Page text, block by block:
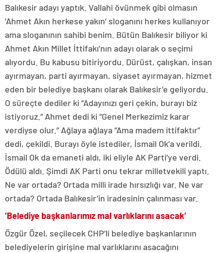
Balıkesir adayı yaptık. Vallahi övünmek gibi olmasın
‘Ahmet Akın herkese yakın’ sloganını herkes kullanıyor
ama sloganının sahibi benim. Bütün Balıkesir biliyor ki
Ahmet Akın Millet İttifakı’nın adayı olarak o seçimi
alıyordu. Bu kabusu bitiriyordu. Dürüst, çalışkan, insan
ayırmayan, parti ayırmayan, siyaset ayırmayan, hizmet
eden bir belediye başkanı olarak Balıkesir’e geliyordu.
O süreçte dediler ki “Adayınızı geri çekin, burayı biz
istiyoruz.” Ahmet dedi ki “Genel Merkezimiz karar
verdiyse olur.” Ağlaya ağlaya “Ama madem ittifaktır”
dedi, çekildi. Burayı öyle istediler, İsmail Ok’a verildi.
İsmail Ok da emaneti aldı, iki eliyle AK Parti’ye verdi.
Ödülü aldı. Şimdi AK Parti onu tekrar milletvekili yaptı.
Ne var ortada? Ortada milli irade hırsızlığı var. Ne var
ortada? Ortada Balıkesir’in iradesinin çalınması var.
‘Belediye başkanlarımız mal varlıklarını asacak’
Özgür Özel, seçilecek CHP’li belediye başkanlarının
belediyelerin girişine mal varlıklarını asacağını